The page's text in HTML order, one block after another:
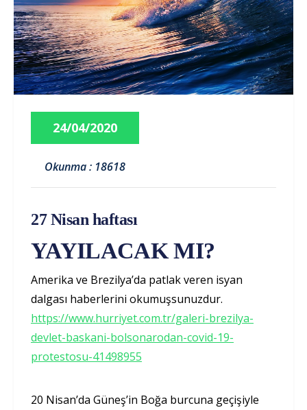
24/04/2020
Okunma : 18618
27 Nisan haftası
YAYILACAK MI?
Amerika ve Brezilya’da patlak veren isyan
dalgası haberlerini okumuşsunuzdur.
https://www.hurriyet.com.tr/galeri-brezilya-
devlet-baskani-bolsonarodan-covid-19-
protestosu-41498955
20 Nisan’da Güneş’in Boğa burcuna geçişiyle